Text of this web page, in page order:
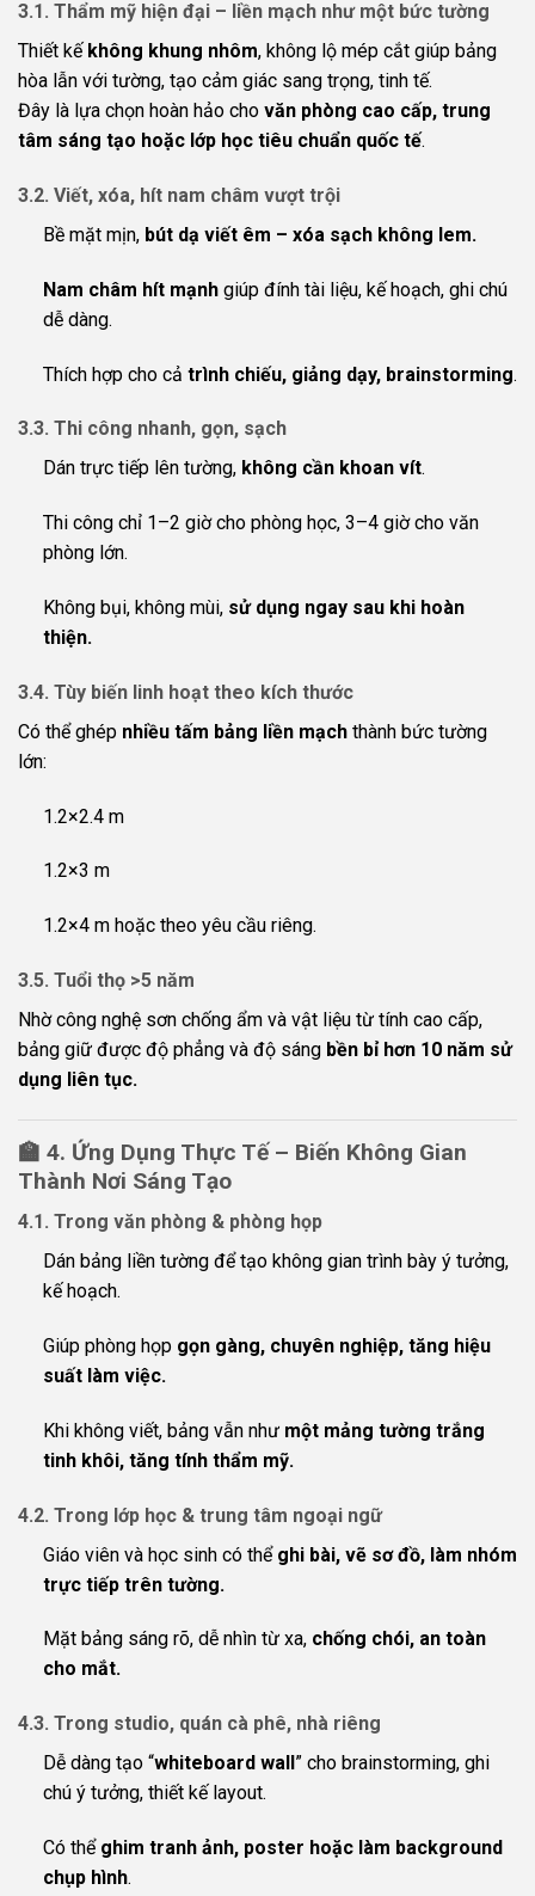
3.1. Thẩm mỹ hiện đại – liền mạch như một bức tường
Thiết kế không khung nhôm, không lộ mép cắt giúp bảng
hòa lẫn với tường, tạo cảm giác sang trọng, tinh tế.
Đây là lựa chọn hoàn hảo cho văn phòng cao cấp, trung
tâm sáng tạo hoặc lớp học tiêu chuẩn quốc tế.
3.2. Viết, xóa, hít nam châm vượt trội
Bề mặt mịn, bút dạ viết êm – xóa sạch không lem.
Nam châm hít mạnhgiúp đính tài liệu, kế hoạch, ghi chú
dễ dàng.
Thích hợp cho cả trình chiếu, giảng dạy, brainstorming.
3.3. Thi công nhanh, gọn, sạch
Dán trực tiếp lên tường, không cần khoan vít.
Thi công chỉ 1–2 giờ cho phòng học, 3–4 giờ cho văn
phòng lớn.
Không bụi, không mùi, sử dụng ngay sau khi hoàn
thiện.
3.4. Tùy biến linh hoạt theo kích thước
Có thể ghép nhiều tấm bảng liền mạch thành bức tường
lớn:
1.2×2.4 m
1.2×3 m
1.2×4 m hoặc theo yêu cầu riêng.
3.5. Tuổi thọ >5 năm
Nhờ công nghệ sơn chống ẩm và vật liệu từ tính cao cấp,
bảng giữ được độ phẳng và độ sáng bền bỉ hơn 10 năm sử
dụng liên tục.
🏫 4. Ứng Dụng Thực Tế – Biến Không Gian
Thành Nơi Sáng Tạo
4.1. Trong văn phòng & phòng họp
Dán bảng liền tường để tạo không gian trình bày ý tưởng,
kế hoạch.
Giúp phòng họp gọn gàng, chuyên nghiệp, tăng hiệu
suất làm việc.
Khi không viết, bảng vẫn như một mảng tường trắng
tinh khôi, tăng tính thẩm mỹ.
4.2. Trong lớp học & trung tâm ngoại ngữ
Giáo viên và học sinh có thể ghi bài, vẽ sơ đồ, làm nhóm
trực tiếp trên tường.
Mặt bảng sáng rõ, dễ nhìn từ xa, chống chói, an toàn
cho mắt.
4.3. Trong studio, quán cà phê, nhà riêng
Dễ dàng tạo “whiteboard wall ” cho brainstorming, ghi
chú ý tưởng, thiết kế layout.
Có thể ghim tranh ảnh, poster hoặc làm background
chụp hình.